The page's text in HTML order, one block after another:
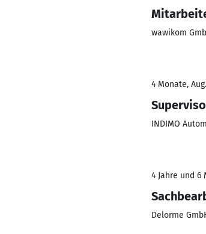
wawikom
4 Monate,
INDIMO
4 Jahre und 6
Delorme